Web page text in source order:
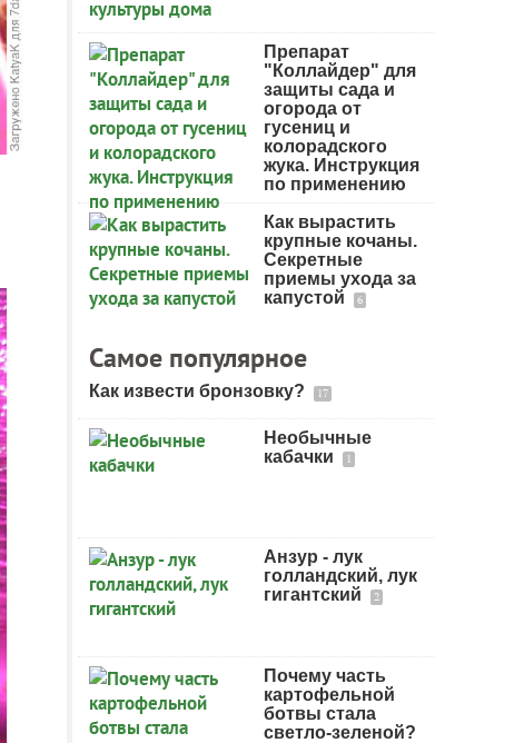
Препарат
"Коллайдер" для
защиты сада и
огорода от
гусениц и
колорадского
жука. Инструкция
по применению
Как вырастить
крупные кочаны.
Секретные
приемы ухода за
капустой
6
Самое популярное
Как извести бронзовку? 17
Необычные
кабачки
1
Анзур - лук
голландский, лук
гигантский
2
Почему часть
картофельной
ботвы стала
светло-зеленой?